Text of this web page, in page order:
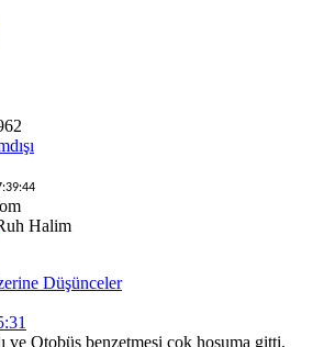
Düşünceler
ve Otobüs benzetmesi çok hoşuma gitti.